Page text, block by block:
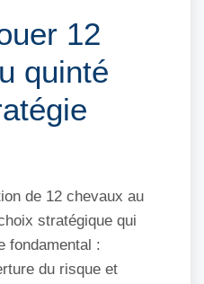
12
quinté
de 12 chevaux au
stratégique qui
fondamental :
du risque et